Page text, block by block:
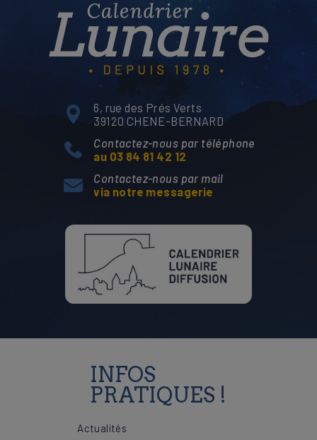
6, rue des Prés Verts
39120 CHENE-BERNARD
Contactez-nous par téléphone
au 03 84 81 42 12
Contactez-nous par mail
via notre messagerie
INFOS
PRATIQUES !
Actualités